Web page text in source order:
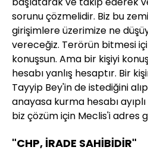
sorunu çözmelidir. Biz bu
girişimlere üzerimize ne
vereceğiz. Terörün bitmesi
konuşsun. Ama bir kişiyi
hesabı yanlış hesaptır. Bir
Tayyip Bey'in de istediğini
anayasa kurma hesabı
biz çözüm için Meclis'i adres
"CHP, İRADE SAHİBİDİR"